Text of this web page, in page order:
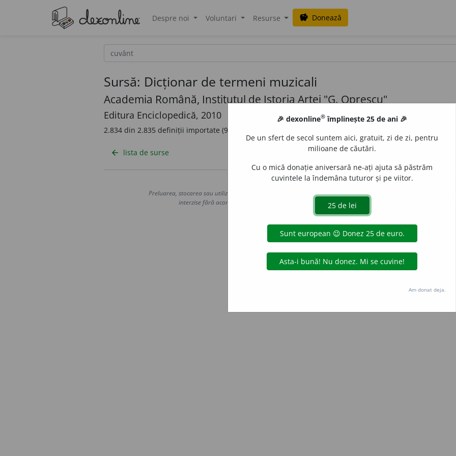
Despre noi Voluntari Resurse savings Donează
Sursă: Dicționar de termeni muzicali
Academia Română, Institutul de Istoria Artei "G. Oprescu"
Editura Enciclopedică, 2010
2.834 din 2.835 definiții importate (99,96% complet)
arrow_back lista de surse
Copyright © 2004-2026 dexonline (https://dexonline.ro)
Preluarea, stocarea sau utilizarea datelor de pe acest site, inclusiv prin orice metode de extragere automată
interzise fără acordul nostru prealabil scris, cu excepția seturilor de date oferite oficial spre utilizare
confidențialitate găzduit de
🎉 dexonline® împlinește 25 de ani 🎉
De un sfert de secol suntem aici, gratuit, zi de zi, pentru
milioane de căutări.
Cu o mică donație aniversară ne-ați ajuta să păstrăm
cuvintele la îndemâna tuturor și pe viitor.
Am donat deja.